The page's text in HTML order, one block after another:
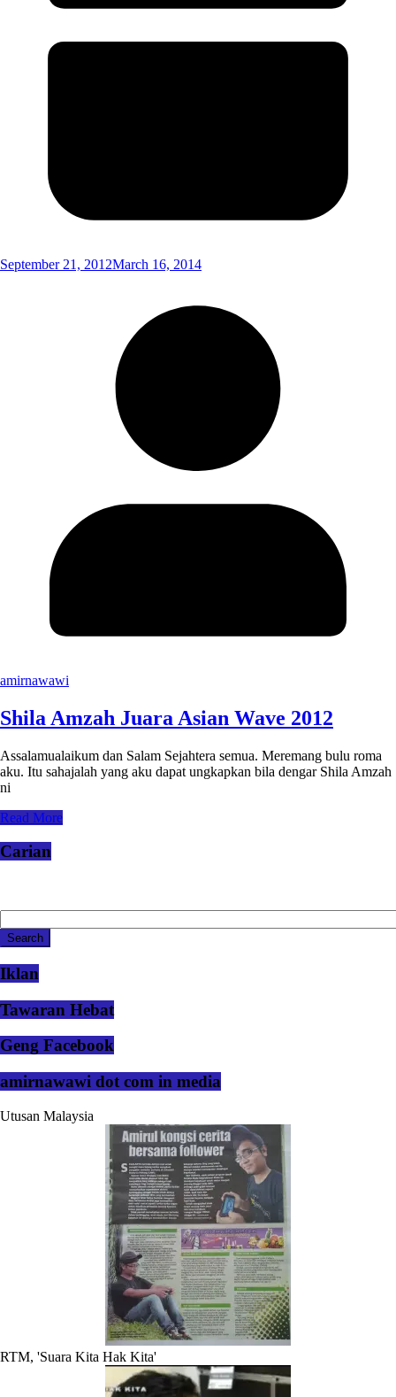
September 21, 2012March 16, 2014
amirnawawi
Shila Amzah Juara Asian Wave 2012
Assalamualaikum dan Salam Sejahtera semua. Meremang bulu roma
aku. Itu sahajalah yang aku dapat ungkapkan bila dengar Shila Amzah
ni
Read More
Carian
Iklan
Tawaran Hebat
Geng Facebook
amirnawawi dot com in media
Utusan Malaysia
RTM, 'Suara Kita Hak Kita'